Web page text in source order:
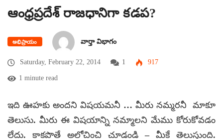
ఆంధ్రప్రదేశ్ రాజధానిగా కడప?
అభిప్రాయం వార్తా విభాగం
Saturday, February 22, 2014 1 917
1 minute read
ఇది ఊహకు అందని విషయమనీ … మీరు నమ్మరనీ మాకూ
తెలుసు. మీరు ఈ విషయాన్ని నమ్మాలని మేము కోరుకోవడం
లేదు. కాకపొతే అలోచించి చూడండి – మీకే తెలుస్తుంది.